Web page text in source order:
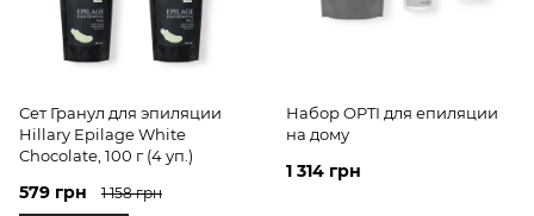
Сет Гранул для эпиляции
Hillary Epilage White
Chocolate, 100 г (4 уп.)
579 грн 1 158 грн
Набор OPTI для епиляции
на дому
1 314 грн